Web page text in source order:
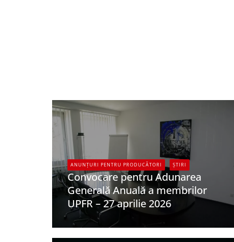
ANUNȚURI PENTRU PRODUCĂTORI ȘTIRI
Convocare pentru Adunarea
Generală Anuală a membrilor
UPFR – 27 aprilie 2026
UPFR